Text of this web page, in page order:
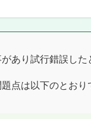
あり試行錯誤した
点は以下のとおり